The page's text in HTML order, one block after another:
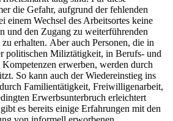
die Gefahr, aufgrund der fehlenden
einem Wechsel des Arbeitsortes keine
und den Zugang zu weiterführenden
erhalten. Aber auch Personen, die in
politischen Miliztätigkeit, in Berufs- und
erwerben, werden durch
So kann auch der Wiedereinstieg ins
Familientätigkeit, Freiwilligenarbeit,
Erwerbsunterbruch erleichtert
es bereits einige Erfahrungen mit den